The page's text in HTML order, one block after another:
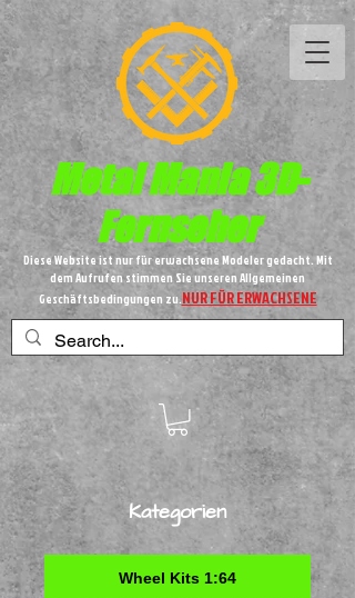
MetalMania 3D-
Fernseher
Diese Website ist nur für erwachsene Modeler gedacht. Mit
dem Aufrufen stimmen Sie unseren Allgemeinen
Geschäftsbedingungen zu.NUR FÜR ERWACHSENE
Kategorien
Wheel Kits 1:64